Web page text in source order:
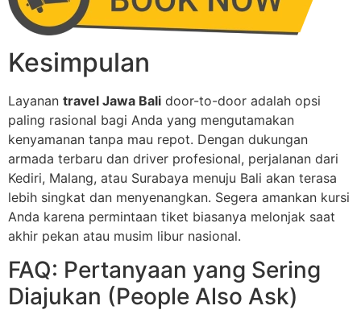
Kesimpulan
Layanan travel Jawa Bali door-to-door adalah opsi
paling rasional bagi Anda yang mengutamakan
kenyamanan tanpa mau repot. Dengan dukungan
armada terbaru dan driver profesional, perjalanan dari
Kediri, Malang, atau Surabaya menuju Bali akan terasa
lebih singkat dan menyenangkan. Segera amankan kursi
Anda karena permintaan tiket biasanya melonjak saat
akhir pekan atau musim libur nasional.
FAQ: Pertanyaan yang Sering
Diajukan (People Also Ask)